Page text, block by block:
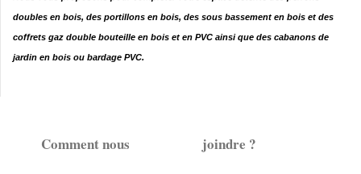
doubles en bois, des portillons en bois, des sous bassement en bois et des
coffrets gaz double bouteille en bois et en PVC ainsi que des cabanons de
jardin en bois ou bardage PVC.
Comment nous joindre ?